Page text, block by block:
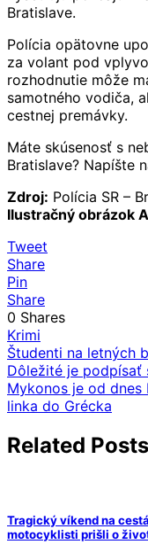
Bratislave.
Polícia opätovne
za volant pod
rozhodnutie môže
samotného vodiča,
cestnej premávky.
Máte skúsenosť s
Bratislave? Napíšte
Zdroj: Polícia SR –
Ilustračný obrázok
Tweet
Share
Pin
Share
0 Shares
Krimi
Navigácia
v
článku
Študenti na letných
Dôležité je podpísať
Mykonos je od
linka do Grécka
Related Posts
Tragický víkend na
motocyklisti prišli o